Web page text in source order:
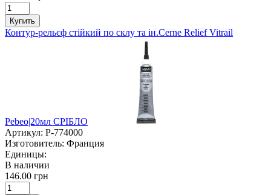
Купить
Контур-рельєф стійкий по склу та ін.Cerne Relief Vitrail
Pebeo|20мл СРІБЛО
Артикул: P-774000
Изготовитель: Франция
Единицы:
В наличии
146.00 грн